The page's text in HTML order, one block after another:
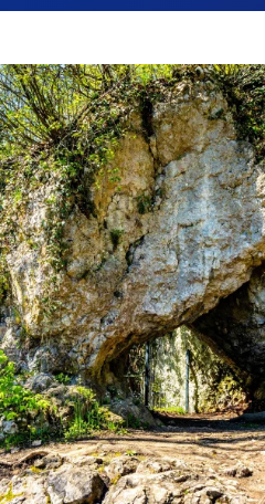
– Rabka – Chabówka